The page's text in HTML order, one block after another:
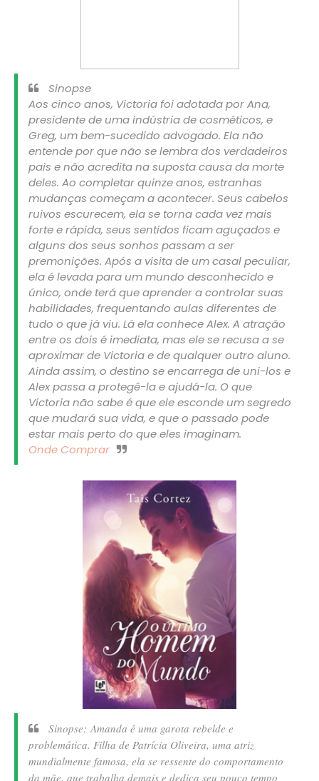
Sinopse
Aos cinco anos, Victoria foi adotada por Ana,
presidente de uma indústria de cosméticos, e
Greg, um bem-sucedido advogado. Ela não
entende por que não se lembra dos verdadeiros
pais e não acredita na suposta causa da morte
deles. Ao completar quinze anos, estranhas
mudanças começam a acontecer. Seus cabelos
ruivos escurecem, ela se torna cada vez mais
forte e rápida, seus sentidos ficam aguçados e
alguns dos seus sonhos passam a ser
premonições. Após a visita de um casal peculiar,
ela é levada para um mundo desconhecido e
único, onde terá que aprender a controlar suas
habilidades, frequentando aulas diferentes de
tudo o que já viu. Lá ela conhece Alex. A atração
entre os dois é imediata, mas ele se recusa a se
aproximar de Victoria e de qualquer outro aluno.
Ainda assim, o destino se encarrega de uni-los e
Alex passa a protegê-la e ajudá-la. O que
Victoria não sabe é que ele esconde um segredo
que mudará sua vida, e que o passado pode
estar mais perto do que eles imaginam.
Onde Comprar
Sinopse: Amanda é uma garota rebelde e
problemática. Filha de Patrícia Oliveira, uma atriz
mundialmente famosa, ela se ressente do comportamento
da mãe, que trabalha demais e dedica seu pouco tempo